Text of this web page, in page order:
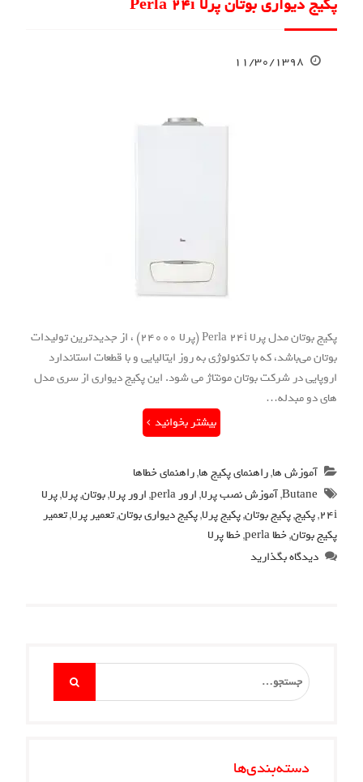
پکیج دیواری بوتان پرلا Perla 24i
۱۱/۳۰/۱۳۹۸
پکیج بوتان مدل پرلا Perla 24i (پرلا 24000) ، از جدیدترین تولیدات
بوتان می‌باشد، که با تکنولوژی به روز ایتالیایی و با قطعات استاندارد
اروپایی در شرکت بوتان مونتاژ می شود. این پکیج دیواری از سری مدل
های دو مبدله…
بیشتر بخوانید
آموزش ها,راهنمای پکیج ها,راهنمای خطاها
Butane
,آموزش نصب پرلا,ارور perla ,ارور پرلا,بوتان,پرلا,پرلا
24i
,پکیج,پکیج بوتان,پکیج پرلا,پکیج دیواری بوتان,تعمیر پرلا,تعمیر
پکیج بوتان,خطا perla ,خطا پرلا
دیدگاه بگذارید
Search
for:
دسته‌بندی‌ها